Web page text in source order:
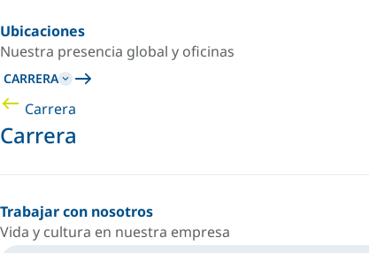
Ubicaciones
Nuestra presencia global y oficinas
CARRERA
Carrera
Carrera
Trabajar con nosotros
Vida y cultura en nuestra empresa